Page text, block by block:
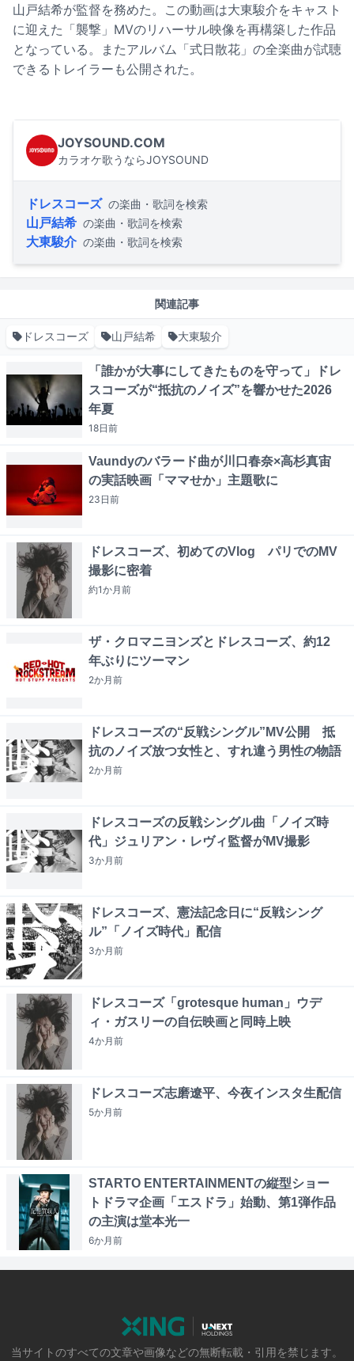
山戸結希が監督を務めた。この動画は大東駿介をキャスト
に迎えた「襲撃」MVのリハーサル映像を再構築した作品
となっている。またアルバム「式日散花」の全楽曲が試聴
できるトレイラーも公開された。
JOYSOUND.COM
カラオケ歌うならJOYSOUND
ドレスコーズ の楽曲・歌詞を検索
山戸結希 の楽曲・歌詞を検索
大東駿介 の楽曲・歌詞を検索
関連記事
ドレスコーズ 山戸結希 大東駿介
「誰かが大事にしてきたものを守って」ドレ
スコーズが“抵抗のノイズ”を響かせた2026
年夏
18日前
Vaundyのバラード曲が川口春奈×高杉真宙
の実話映画「ママせか」主題歌に
23日前
ドレスコーズ、初めてのVlog パリでのMV
撮影に密着
約1か月前
ザ・クロマニヨンズとドレスコーズ、約12
年ぶりにツーマン
2か月前
ドレスコーズの“反戦シングル”MV公開 抵
抗のノイズ放つ女性と、すれ違う男性の物語
2か月前
ドレスコーズの反戦シングル曲「ノイズ時
代」ジュリアン・レヴィ監督がMV撮影
3か月前
ドレスコーズ、憲法記念日に“反戦シング
ル”「ノイズ時代」配信
3か月前
ドレスコーズ「grotesque human」ウデ
ィ・ガスリーの自伝映画と同時上映
4か月前
ドレスコーズ志磨遼平、今夜インスタ生配信
5か月前
STARTO ENTERTAINMENTの縦型ショー
トドラマ企画「エスドラ」始動、第1弾作品
の主演は堂本光一
6か月前
当サイトのすべての文章や画像などの無断転載・引用を禁じます。